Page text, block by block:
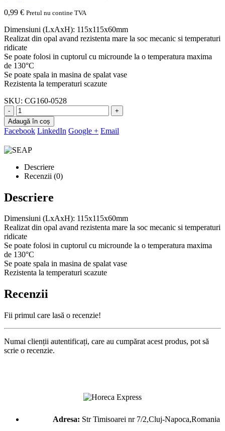
0,99 € Pretul nu contine TVA
Dimensiuni (LxAxH): 115x115x60mm
Realizat din opal avand rezistenta mare la soc mecanic si temperaturi
ridicate
Se poate folosi in cuptorul cu microunde la o temperatura maxima
de 130°C
Se poate spala in masina de spalat vase
Rezistenta la temperaturi scazute
SKU: CG160-0528
-
+
Adaugă în coș
Facebook LinkedIn Google + Email
Descriere
Recenzii (0)
Descriere
Dimensiuni (LxAxH): 115x115x60mm
Realizat din opal avand rezistenta mare la soc mecanic si temperaturi
ridicate
Se poate folosi in cuptorul cu microunde la o temperatura maxima
de 130°C
Se poate spala in masina de spalat vase
Rezistenta la temperaturi scazute
Recenzii
Fii primul care lasă o recenzie!
Numai clienții autentificați, care au cumpărat acest produs, pot să
scrie o recenzie.
Adresa: Str Timisoarei nr 7/2,Cluj-Napoca,Romania